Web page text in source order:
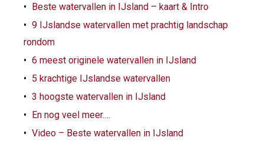
Beste watervallen in IJsland – kaart & Intro
9 IJslandse watervallen met prachtig landschap
rondom
6 meest originele watervallen in IJsland
5 krachtige IJslandse watervallen
3 hoogste watervallen in IJsland
En nog veel meer….
Video – Beste watervallen in IJsland